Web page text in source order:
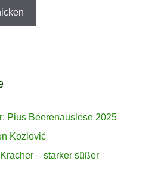
Pius Beerenauslese 2025
Kozlović
– starker süßer